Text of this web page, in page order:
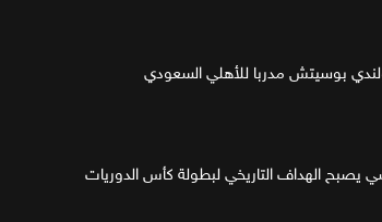
بوسيتش مدربا للأهلي السعودي
يصبح الهداف التاريخي لبطولة كأس الدوريات